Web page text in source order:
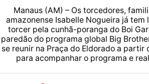
Manaus (AM) – Os torcedores,
amazonense Isabelle Nogueira já tem
torcer pela cunhã-poranga do Boi
paredão do programa global Big
se reunir na Praça do Eldorado a partir
para acompanhar o programa e